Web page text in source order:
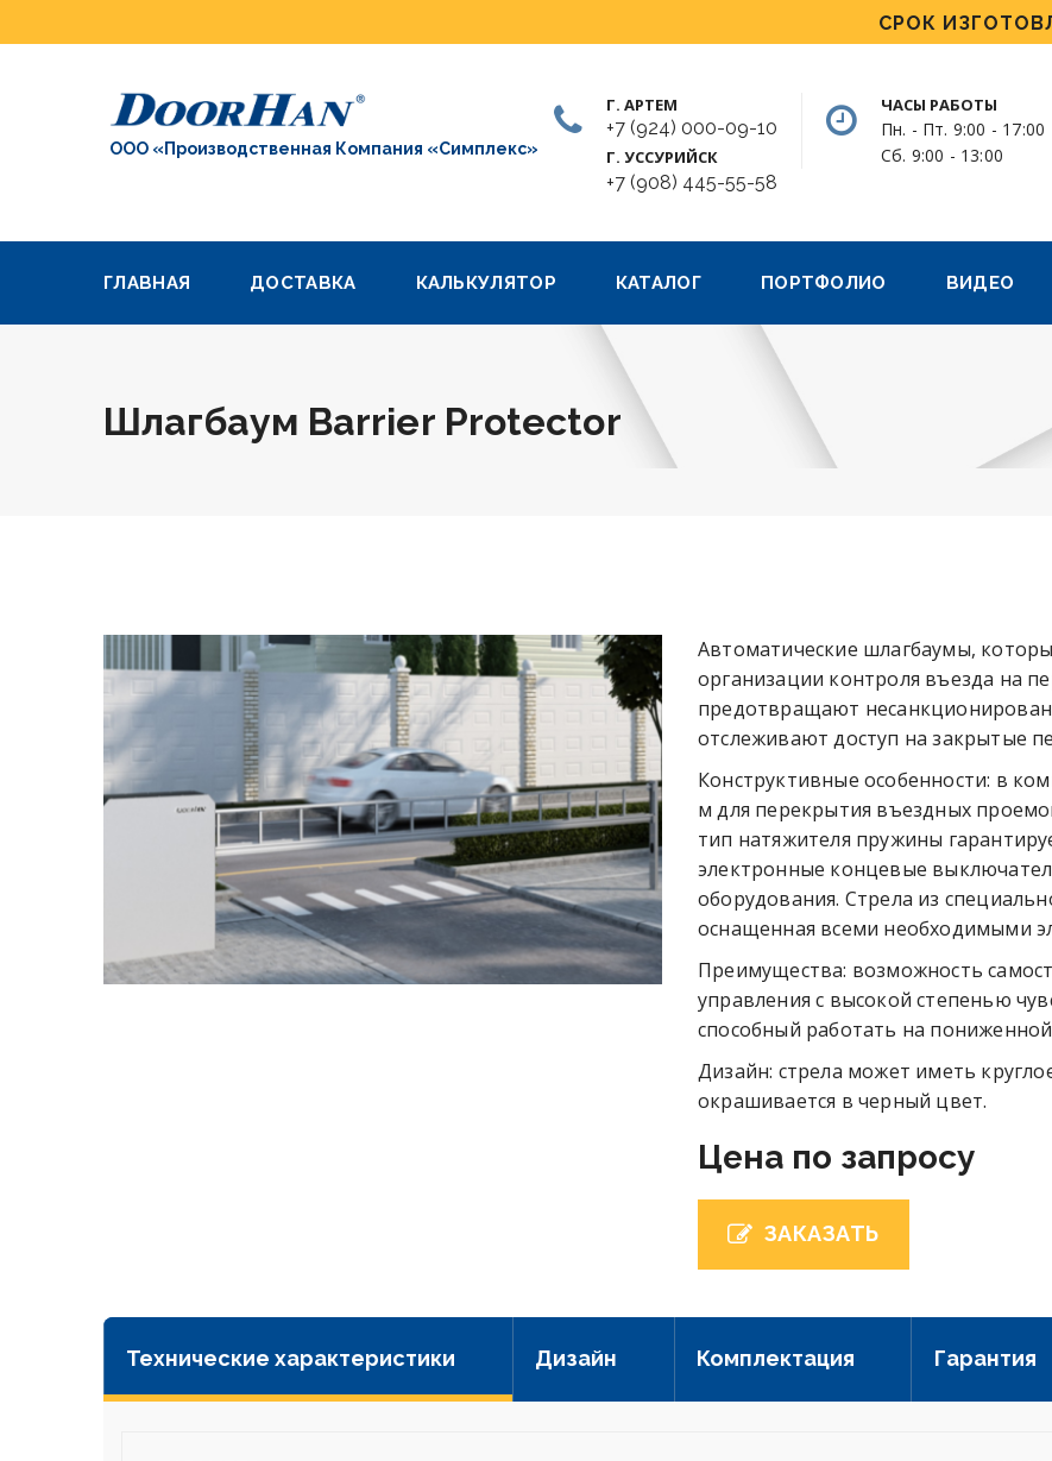
СРОК
ООО «Производственная Компания «Симплекс»
Г. АРТЕМ
+7 (924) 000-09-10
Г. УССУРИЙСК
+7 (908) 445-55-58
ЧАСЫ РАБОТЫ
Пн. - Пт. 9:00 - 17:00
Сб. 9:00 - 13:00
ГЛАВНАЯ ДОСТАВКА КАЛЬКУЛЯТОР КАТАЛОГ ПОРТФОЛИО ВИДЕО
Шлагбаум Barrier Protector
Автоматические шлагбаумы,
организации контроля въезда на
предотвращают
отслеживают доступ на закрытые
Конструктивные особенности: в
м для перекрытия въездных
тип натяжителя пружины
электронные концевые
оборудования. Стрела из
оснащенная всеми необходимыми
Преимущества: возможность
управления с высокой степенью
способный работать на
Дизайн: стрела может иметь
окрашивается в черный цвет.
Цена по запросу
ЗАКАЗАТЬ
Технические характеристики Дизайн Комплектация Гарантия